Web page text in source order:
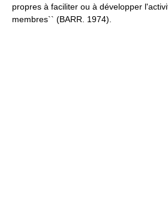
propres à faciliter ou à développer
membres`` (BARR. 1974).